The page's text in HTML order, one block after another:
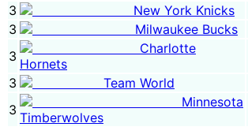
3
New York Knicks
3
Milwaukee Bucks
3
Charlotte
Hornets
3
Team World
3
Minnesota
Timberwolves